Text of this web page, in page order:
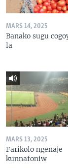
MARS 14, 2025
Banako sugu
la
MARS 13, 2025
Farikolo ngenaje
kunnafoniw